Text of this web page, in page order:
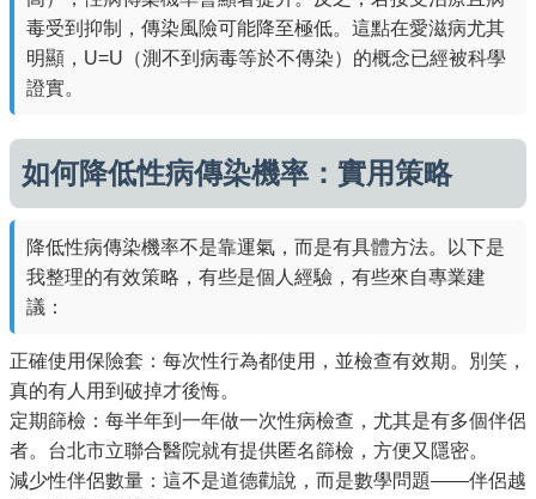
毒受到抑制，傳染風險可能降至極低。這點在愛滋病尤其
明顯，U=U（測不到病毒等於不傳染）的概念已經被科學
證實。
如何降低性病傳染機率：實用策略
降低性病傳染機率不是靠運氣，而是有具體方法。以下是
我整理的有效策略，有些是個人經驗，有些來自專業建
議：
正確使用保險套：每次性行為都使用，並檢查有效期。別笑，
真的有人用到破掉才後悔。
定期篩檢：每半年到一年做一次性病檢查，尤其是有多個伴侶
者。台北市立聯合醫院就有提供匿名篩檢，方便又隱密。
減少性伴侶數量：這不是道德勸說，而是數學問題——伴侶越